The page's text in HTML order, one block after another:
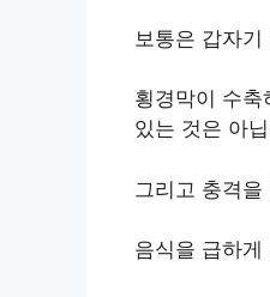
보통은 갑자
횡경막이 수
있는 것은 아
그리고 충격
음식을 급하